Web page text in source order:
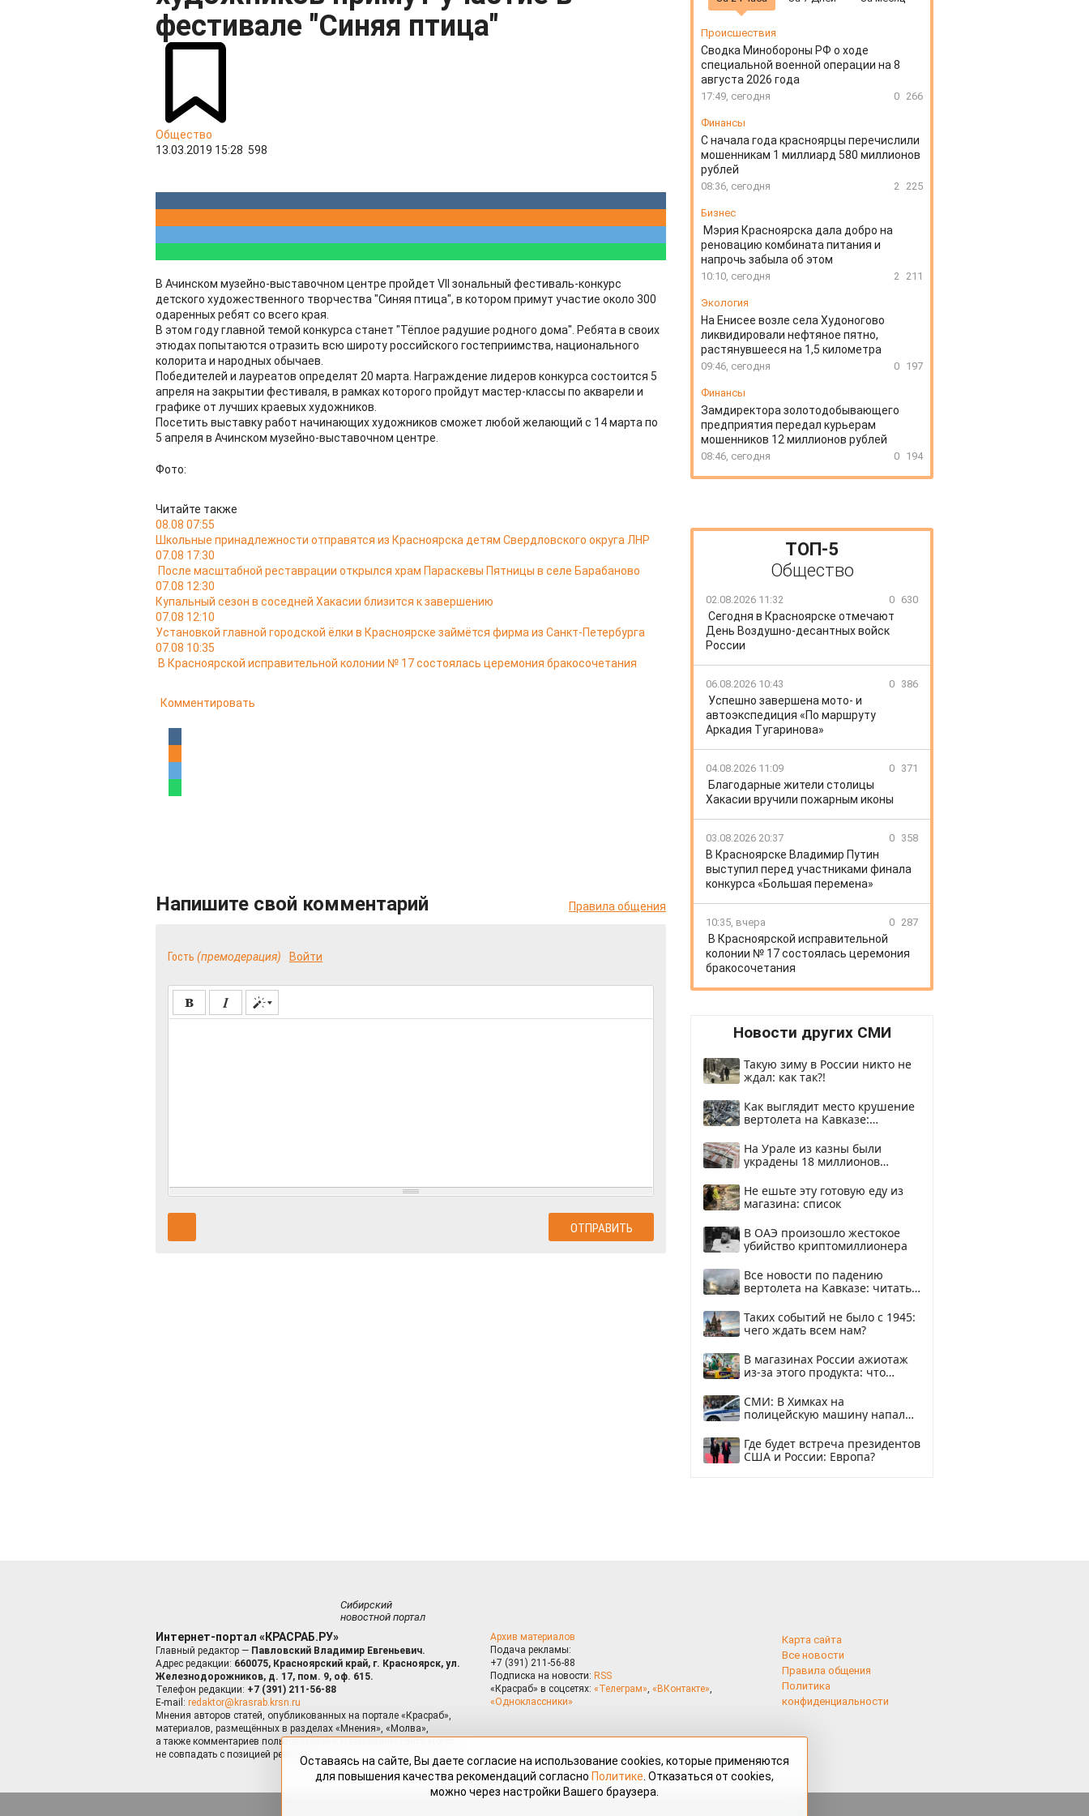
фестивале "Синяя птица"
Общество
13.03.2019 15:28 598
В Ачинском музейно-выставочном центре пройдет VII зональный фестиваль-конкурс
детского художественного творчества "Синяя птица", в котором примут участие около 300
одаренных ребят со всего края.
В этом году главной темой конкурса станет "Тёплое радушие родного дома". Ребята в своих
этюдах попытаются отразить всю широту российского гостеприимства, национального
колорита и народных обычаев.
Победителей и лауреатов определят 20 марта. Награждение лидеров конкурса состоится 5
апреля на закрытии фестиваля, в рамках которого пройдут мастер-классы по акварели и
графике от лучших краевых художников.
Посетить выставку работ начинающих художников сможет любой желающий с 14 марта по
5 апреля в Ачинском музейно-выставочном центре.
Фото:
Читайте также
08.08 07:55
Школьные принадлежности отправятся из Красноярска детям Свердловского округа ЛНР
07.08 17:30
После масштабной реставрации открылся храм Параскевы Пятницы в селе Барабаново
07.08 12:30
Купальный сезон в соседней Хакасии близится к завершению
07.08 12:10
Установкой главной городской ёлки в Красноярске займётся фирма из Санкт-Петербурга
07.08 10:35
В Красноярской исправительной колонии № 17 состоялась церемония бракосочетания
Комментировать
Напишите свой комментарий Правила общения
Гость (премодерация) Войти
Происшествия
Сводка Минобороны РФ о ходе
специальной военной операции на 8
августа 2026 года
17:49, сегодня 0 266
Финансы
С начала года красноярцы перечислили
мошенникам 1 миллиард 580 миллионов
рублей
08:36, сегодня 2 225
Бизнес
Мэрия Красноярска дала добро на
реновацию комбината питания и
напрочь забыла об этом
10:10, сегодня 2 211
Экология
На Енисее возле села Худоногово
ликвидировали нефтяное пятно,
растянувшееся на 1,5 километра
09:46, сегодня 0 197
Финансы
Замдиректора золотодобывающего
предприятия передал курьерам
мошенников 12 миллионов рублей
08:46, сегодня 0 194
ТОП-5
Общество
02.08.2026 11:32 0 630
Сегодня в Красноярске отмечают
День Воздушно-десантных войск
России
06.08.2026 10:43 0 386
Успешно завершена мото- и
автоэкспедиция «По маршруту
Аркадия Тугаринова»
04.08.2026 11:09 0 371
Благодарные жители столицы
Хакасии вручили пожарным иконы
03.08.2026 20:37 0 358
В Красноярске Владимир Путин
выступил перед участниками финала
конкурса «Большая перемена»
10:35, вчера 0 287
В Красноярской исправительной
колонии № 17 состоялась церемония
бракосочетания
Новости других СМИ
Такую зиму в России никто не
ждал: как так?!
Как выглядит место крушение
вертолета на Кавказе:
На Урале из казны были
украдены 18 миллионов
Не ешьте эту готовую еду из
магазина: список
В ОАЭ произошло жестокое
убийство криптомиллионера
Все новости по падению
вертолета на Кавказе: читать
Таких событий не было с 1945:
чего ждать всем нам?
В магазинах России ажиотаж
из-за этого продукта: что
СМИ: В Химках на
полицейскую машину напали
Где будет встреча президентов
США и России: Европа?
Сибирский
новостной портал
Интернет-портал «КРАСРАБ.РУ»
Главный редактор — Павловский Владимир Евгеньевич.
Адрес редакции: 660075, Красноярский край, г. Красноярск, ул.
Железнодорожников, д. 17, пом. 9, оф. 615.
Телефон редакции: +7 (391) 211-56-88
E-mail: redaktor@krasrab.krsn.ru
Мнения авторов статей, опубликованных на портале «Красраб»,
материалов, размещённых в разделах «Мнения», «Молва»,
а также комментариев пользователей к материалам сайта могут
не совпадать с позицией редакции.
Архив материалов
Подача рекламы:
+7 (391) 211-56-88
Подписка на новости: RSS
«Красраб» в соцсетях: «Телеграм», «ВКонтакте»,
«Одноклассники»
Карта сайта
Все новости
Правила общения
Политика
конфиденциальности
Оставаясь на сайте, Вы даете согласие на использование cookies, которые применяются
для повышения качества рекомендаций согласно Политике . Отказаться от cookies,
можно через настройки Вашего браузера.